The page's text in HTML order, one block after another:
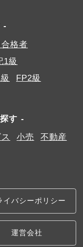
格者
1級
FP2級
す
小売
不動産
イバシーポリシー
運営会社